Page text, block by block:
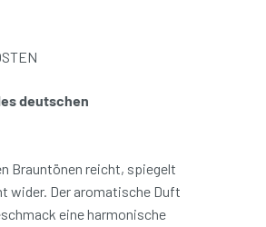
deutschen
Brauntönen reicht, spiegelt
wider. Der aromatische Duft
eine harmonische